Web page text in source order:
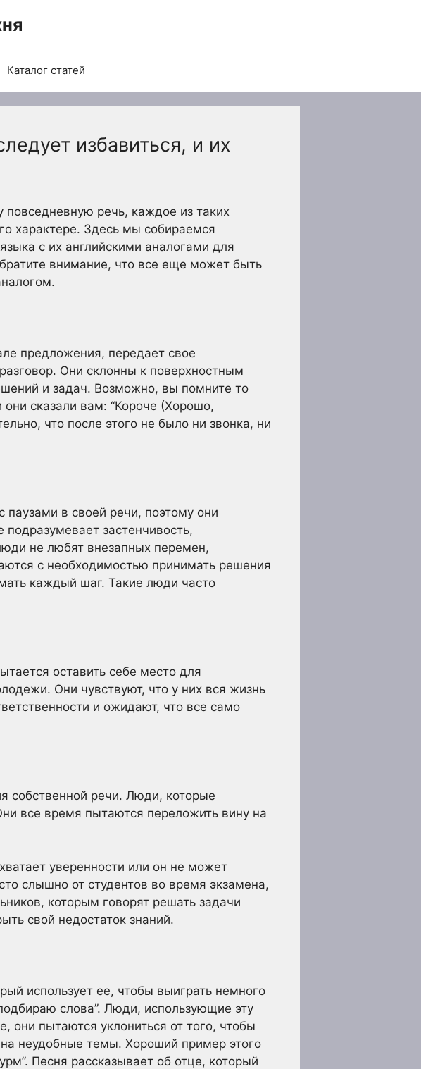
Каталог статей
избавиться, и их
речь, каждое из таких
характере. Здесь мы собираемся
с их английскими аналогами для
внимание, что все еще может быть
предложения, передает свое
Они склонны к поверхностным
и задач. Возможно, вы помните то
сказали вам: “Короче (Хорошо,
что после этого не было ни звонка, ни
в своей речи, поэтому они
застенчивость,
не любят внезапных перемен,
с необходимостью принимать решения
каждый шаг. Такие люди часто
оставить себе место для
Они чувствуют, что у них вся жизнь
и ожидают, что все само
собственной речи. Люди, которые
все время пытаются переложить вину на
уверенности или он не может
слышно от студентов во время экзамена,
которым говорят решать задачи
свой недостаток знаний.
использует ее, чтобы выиграть немного
слова”. Люди, использующие эту
они пытаются уклониться от того, чтобы
на неудобные темы. Хороший пример этого
Песня рассказывает об отце, который